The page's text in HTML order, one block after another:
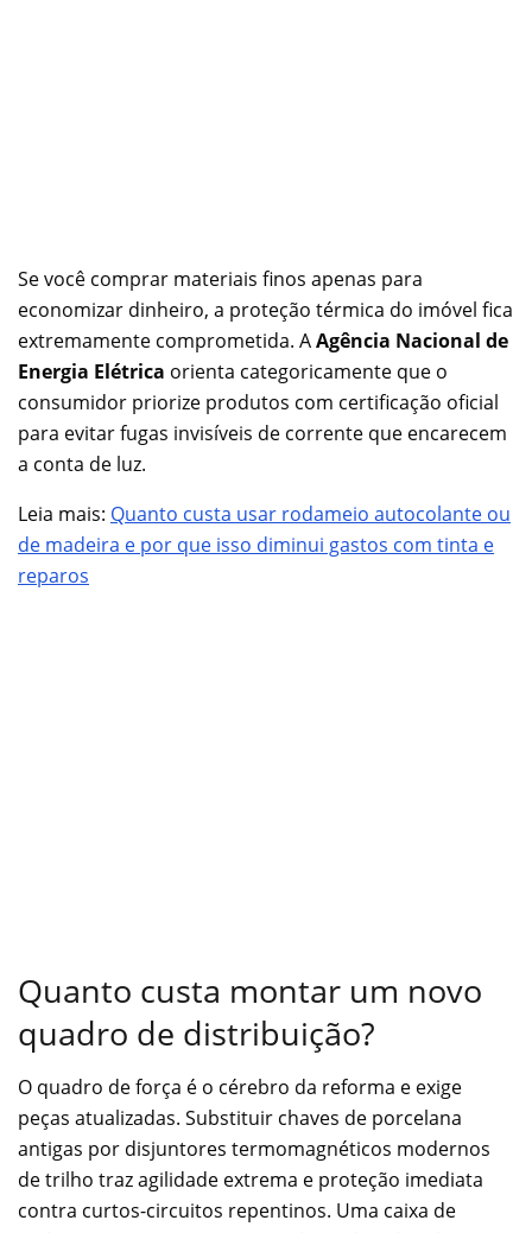
Se você comprar materiais finos apenas para
economizar dinheiro, a proteção térmica do imóvel fica
extremamente comprometida. AAgência Nacional de
Energia Elétrica orienta categoricamente que o
consumidor priorize produtos com certificação oficial
para evitar fugas invisíveis de corrente que encarecem
a conta de luz.
Leia mais: Quanto custa usar rodameio autocolante ou
de madeira e por que isso diminui gastos com tinta e
reparos
Quanto custa montar um novo
quadro de distribuição?
O quadro de força é o cérebro da reforma e exige
peças atualizadas. Substituir chaves de porcelana
antigas por disjuntores termomagnéticos modernos
de trilho traz agilidade extrema e proteção imediata
contra curtos-circuitos repentinos. Uma caixa de